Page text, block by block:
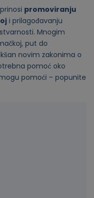
promoviranju
i prilagođavanju
Mnogim
put do
novim zakonima o
pomoć oko
pomoći – popunite